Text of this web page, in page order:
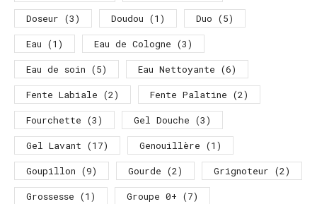
Doseur (3) Doudou (1) Duo (5)
Eau (1) Eau de Cologne (3)
Eau de soin (5) Eau Nettoyante (6)
Fente Labiale (2) Fente Palatine (2)
Fourchette (3) Gel Douche (3)
Gel Lavant (17) Genouillère (1)
Goupillon (9) Gourde (2) Grignoteur (2)
Grossesse (1) Groupe 0+ (7)